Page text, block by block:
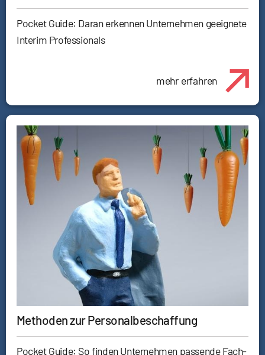
Pocket Guide: Daran erkennen Unternehmen geeignete
Interim Professionals
mehr erfahren
Methoden zur Personalbeschaffung
Pocket Guide: So finden Unternehmen passende Fach-